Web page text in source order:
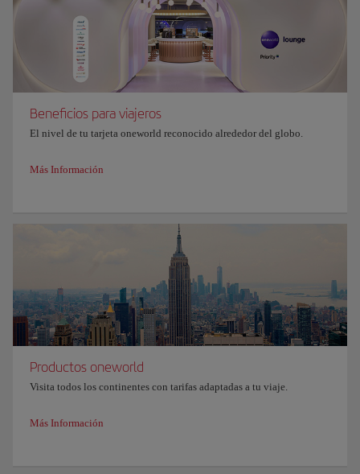
Beneficios para viajeros
El nivel de tu tarjeta oneworld reconocido alrededor del globo.
Más Información
Productos oneworld
Visita todos los continentes con tarifas adaptadas a tu viaje.
Más Información